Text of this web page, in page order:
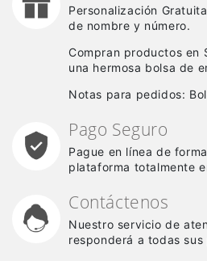
Personalización
de nombre y número.
Compran productos en
una hermosa bolsa de
Notas para pedidos:
Pago Seguro
Pague en línea de
plataforma totalmente
Contáctenos
Nuestro servicio de
responderá a todas sus